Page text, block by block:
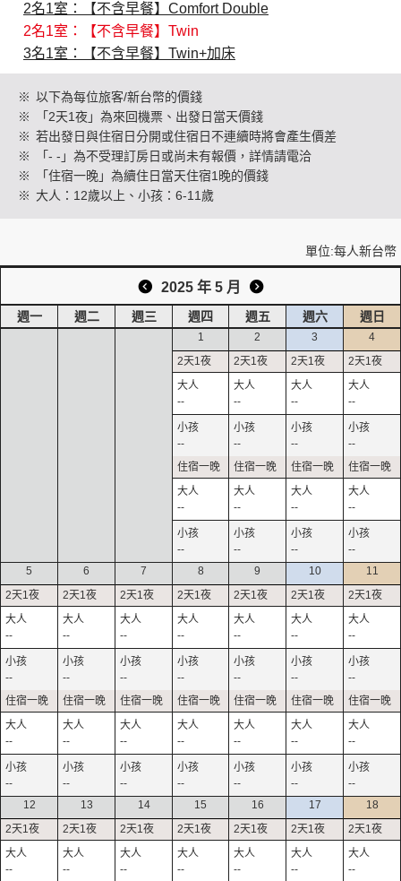
2名1室：【不含早餐】Comfort Double
2名1室：【不含早餐】Twin
3名1室：【不含早餐】Twin+加床
※ 以下為每位旅客/新台幣的價錢
※
「2天1夜」為來回機票、出發日當天價錢
※ 若出發日與住宿日分開或住宿日不連續時將會產生價差
※
「- -」為不受理訂房日或尚未有報價，詳情請電洽
※
「住宿一晚」為續住日當天住宿1晚的價錢
※ 大人：12歲以上、小孩：6-11歲
單位:每人新台幣
2025 年 5 月
週一 週二 週三 週四 週五 週六 週日
1
--
--
--
--
2
--
--
--
--
3
--
--
--
--
4
--
--
--
--
5
--
--
--
--
6
--
--
--
--
7
--
--
--
--
8
--
--
--
--
9
--
--
--
--
10
--
--
--
--
11
--
--
--
--
12
--
13
--
14
--
15
--
16
--
17
--
18
--